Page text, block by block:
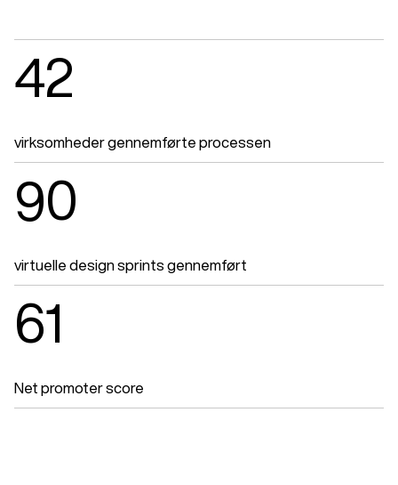
42
virksomheder gennemførte processen
90
virtuelle design sprints gennemført
61
Net promoter score